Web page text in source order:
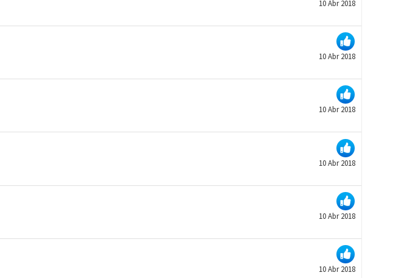
10 Abr 2018
10 Abr 2018
10 Abr 2018
10 Abr 2018
10 Abr 2018
10 Abr 2018